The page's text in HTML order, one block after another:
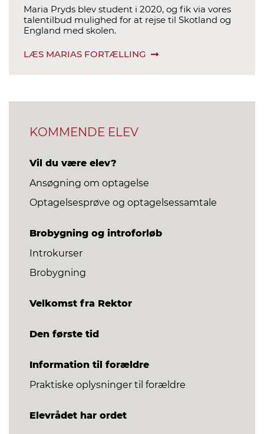
Maria Pryds blev student i 2020, og fik via vores
talentilbud mulighed for at rejse til Skotland og
England med skolen.
LÆS MARIAS FORTÆLLING
KOMMENDE ELEV
Vil du være elev?
Ansøgning om optagelse
Optagelsesprøve og optagelsessamtale
Brobygning og introforløb
Introkurser
Brobygning
Velkomst fra Rektor
Den første tid
Information til forældre
Praktiske oplysninger til forældre
Elevrådet har ordet